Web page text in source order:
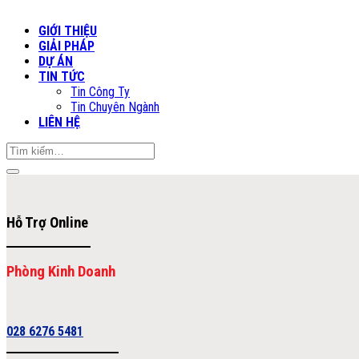
GIỚI THIỆU
GIẢI PHÁP
DỰ ÁN
TIN TỨC
Tin Công Ty
Tin Chuyên Ngành
LIÊN HỆ
Tìm
kiếm:
Hỗ Trợ Online
Phòng Kinh Doanh
028 6276 5481